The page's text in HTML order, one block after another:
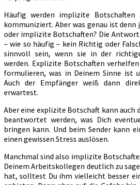
Häufig werden implizite Botschaften
kommuniziert. Aber was genau ist
oder implizite Botschaften? Die
– wie so häufig – kein Richtig oder
sinnvoll sein, wenn sie in der
werden. Explizite Botschaften
formulieren, was in Deinem Sinne ist
Auch der Empfänger weiß dann
erwartest.
Aber eine explizite Botschaft kann auch
beantwortet werden, was Dich
bringen kann. Und beim Sender kann
einen gewissen Stress auslösen.
Manchmal sind also implizite
Deinem Arbeitskollegen deutlich zu
hat, solltest Du ihm vielleicht besser